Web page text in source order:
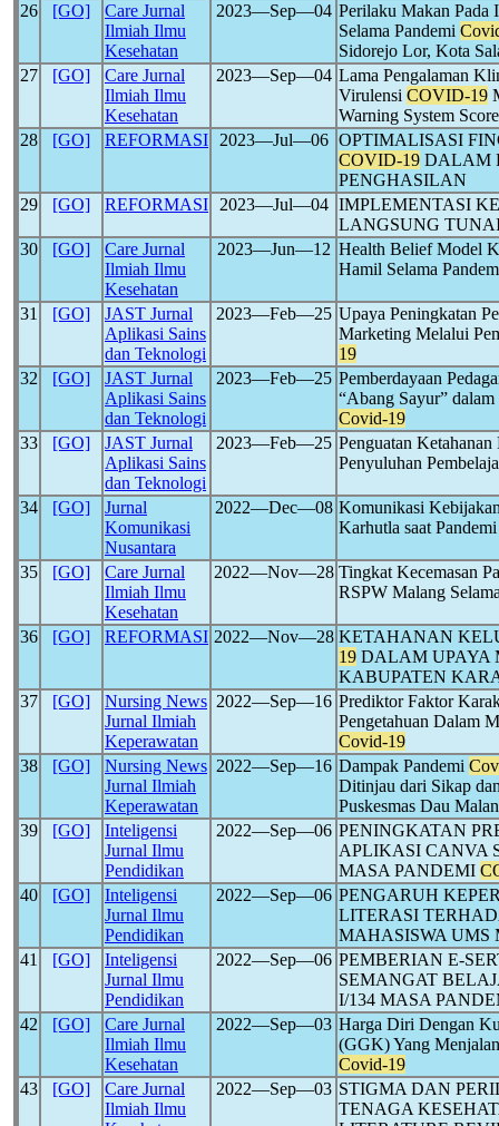
26 [GO]
Care Jurnal
Ilmiah Ilmu
Kesehatan
2023―Sep―04 Perilaku Makan Pada
Selama Pandemi
Sidorejo Lor, Kota
27
[GO]
Care Jurnal
Ilmiah Ilmu
Kesehatan
2023―Sep―04 Lama Pengalaman
Virulensi COVID-19
Warning System
28
[GO] REFORMASI 2023―Jul―06 OPTIMALISASI
COVID-19 DALAM
PENGHASILAN
29
[GO] REFORMASI 2023―Jul―04 IMPLEMENTASI
LANGSUNG
30
[GO]
Care Jurnal
Ilmiah Ilmu
Kesehatan
2023―Jun―12 Health Belief Model
Hamil Selama
31 [GO]
JAST Jurnal
Aplikasi Sains
dan Teknologi
2023―Feb―25 Upaya Peningkatan
Marketing Melalui
19
32
[GO]
JAST Jurnal
Aplikasi Sains
dan Teknologi
2023―Feb―25 Pemberdayaan
“Abang Sayur”
Covid-19
33
[GO]
JAST Jurnal
Aplikasi Sains
dan Teknologi
2023―Feb―25 Penguatan
Penyuluhan
34 [GO]
Jurnal
Komunikasi
Nusantara
2022―Dec―08 Komunikasi
Karhutla saat
35 [GO]
Care Jurnal
Ilmiah Ilmu
Kesehatan
2022―Nov―28 Tingkat Kecemasan
RSPW Malang
36 [GO] REFORMASI 2022―Nov―28 KETAHANAN
19 DALAM UPAYA
KABUPATEN
37
[GO]
Nursing News
Jurnal Ilmiah
Keperawatan
2022―Sep―16 Prediktor Faktor
Pengetahuan Dalam
Covid-19
38
[GO]
Nursing News
Jurnal Ilmiah
Keperawatan
2022―Sep―16 Dampak Pandemi
Ditinjau dari Sikap
Puskesmas Dau
39
[GO]
Inteligensi
Jurnal Ilmu
Pendidikan
2022―Sep―06 PENINGKATAN
APLIKASI CANVA
MASA PANDEMI
40
[GO]
Inteligensi
Jurnal Ilmu
Pendidikan
2022―Sep―06 PENGARUH
LITERASI
MAHASISWA
41
[GO]
Inteligensi
Jurnal Ilmu
Pendidikan
2022―Sep―06 PEMBERIAN E-
SEMANGAT
I/134 MASA
42
[GO]
Care Jurnal
Ilmiah Ilmu
Kesehatan
2022―Sep―03 Harga Diri Dengan
(GGK) Yang
Covid-19
43
[GO]
Care Jurnal
Ilmiah Ilmu
2022―Sep―03 STIGMA DAN
TENAGA